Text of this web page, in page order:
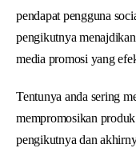
pendapat pengguna
pengikutnya
media promosi yang
Tentunya anda sering
mempromosikan
pengikutnya dan